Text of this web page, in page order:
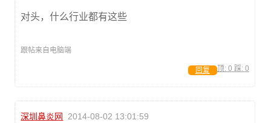
对头，什么行业都有这些
跟帖来自电脑端
顶: 0 踩: 0
回复
深圳鼻炎网 2014-08-02 13:01:59